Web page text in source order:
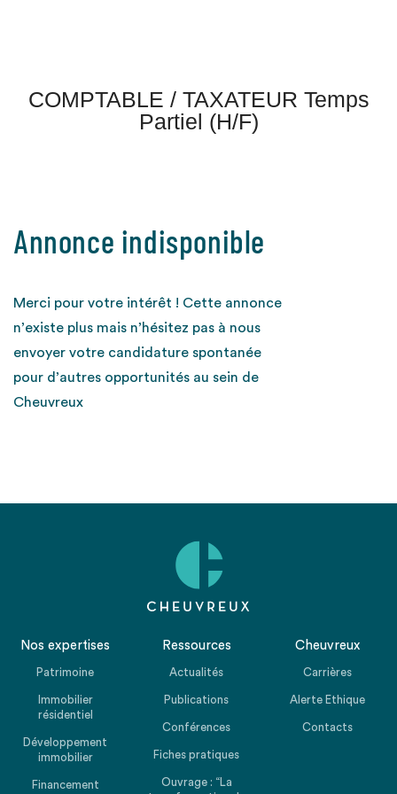
COMPTABLE / TAXATEUR Temps
Partiel (H/F)
Annonce indisponible
Merci pour votre intérêt ! Cette annonce
n’existe plus mais n’hésitez pas à nous
envoyer votre candidature spontanée
pour d’autres opportunités au sein de
Cheuvreux
Nos expertises
Patrimoine
Immobilier
résidentiel
Développement
immobilier
Financement
Ressources
Actualités
Publications
Conférences
Fiches pratiques
Ouvrage : “La
Cheuvreux
Carrières
Alerte Ethique
Contacts